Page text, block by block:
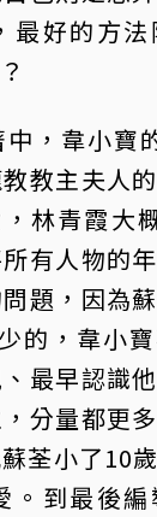
最好的方
，韋小寶
教主夫人
林青霞大
有人物的
題，因為
的，韋小
最早認識
分量都更
荃小了10
。到最後